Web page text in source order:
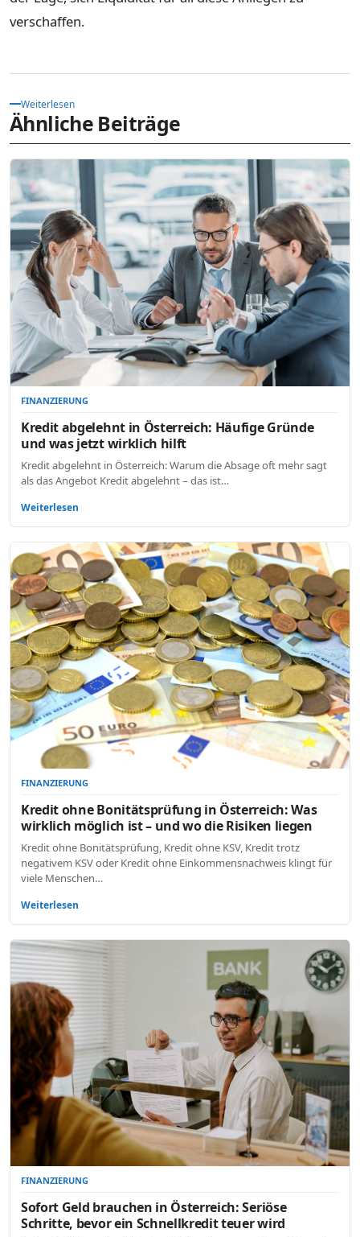
verschaffen.
Weiterlesen
Ähnliche Beiträge
FINANZIERUNG
Kredit abgelehnt in Österreich: Häufige Gründe
und was jetzt wirklich hilft
Kredit abgelehnt in Österreich: Warum die Absage oft mehr sagt
als das Angebot Kredit abgelehnt – das ist…
Weiterlesen
FINANZIERUNG
Kredit ohne Bonitätsprüfung in Österreich: Was
wirklich möglich ist – und wo die Risiken liegen
Kredit ohne Bonitätsprüfung, Kredit ohne KSV, Kredit trotz
negativem KSV oder Kredit ohne Einkommensnachweis klingt für
viele Menschen…
Weiterlesen
FINANZIERUNG
Sofort Geld brauchen in Österreich: Seriöse
Schritte, bevor ein Schnellkredit teuer wird